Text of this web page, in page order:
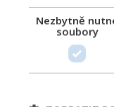
Nezbytně
soubory